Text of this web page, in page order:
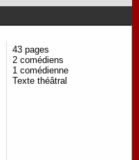
43 pages
2 comédiens
1 comédienne
Texte théâtral